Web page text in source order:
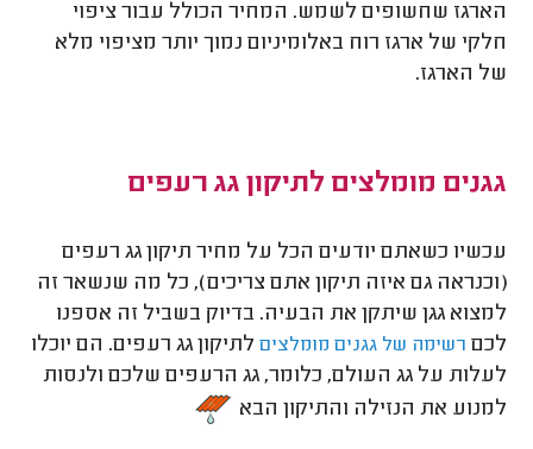
הארגז שחשופים לשמש. המחיר הכולל עבור ציפוי
חלקי של ארגז רוח באלומיניום נמוך יותר מציפוי מלא
של הארגז.
גגנים מומלצים לתיקון גג רעפים
עכשיו כשאתם יודעים הכל על מחיר תיקון גג רעפים
(וכנראה גם איזה תיקון אתם צריכים), כל מה שנשאר זה
למצוא גגן שיתקן את הבעיה. בדיוק בשביל זה אספנו
לכם רשימה של גגנים מומלצים לתיקון גג רעפים. הם יוכלו
לעלות על גג העולם, כלומר, גג הרעפים שלכם ולנסות
למנוע את הנזילה והתיקון הבא